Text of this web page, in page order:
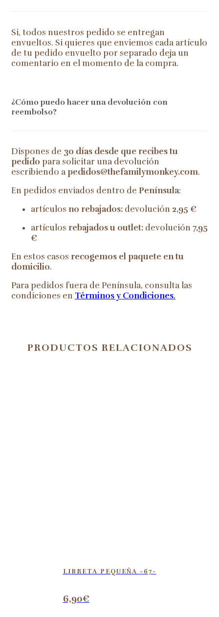
Si, todos nuestros pedido se entregan
envueltos. Si quieres que enviemos cada artículo
de tu pedido envuelto por separado deja un
comentario en el momento de la compra.
¿Cómo puedo hacer una devolución con
reembolso?
Dispones de 30 días desde que recibes tu
pedido para solicitar una devolución
escribiendo apedidos@thefamilymonkey.com.
En pedidos enviados dentro de Península:
artículos no rebajados: devolución 2,95 €
artículos rebajados u outlet: devolución 7,95
€
En estos casos recogemos el paquete en tu
domicilio.
Para pedidos fuera de Península, consulta las
condiciones en Términos y Condiciones.
PRODUCTOS RELACIONADOS
LIBRETA PEQUEÑA -67-
6,90€